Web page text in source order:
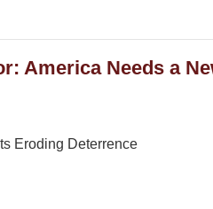
America Needs a
Eroding Deterrence